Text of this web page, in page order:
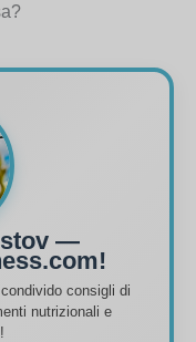
—
consigli di
nutrizionali e